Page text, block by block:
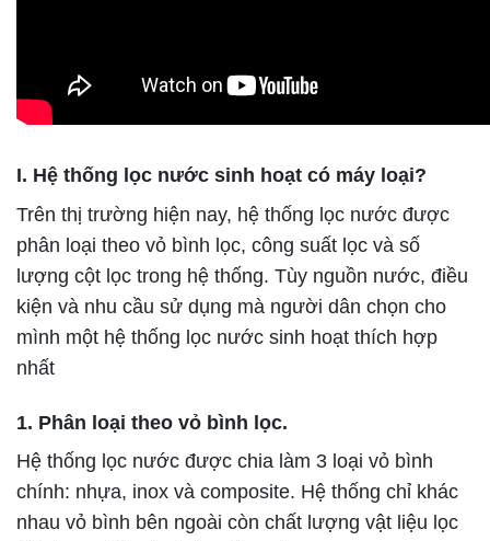
I. Hệ thống lọc nước sinh hoạt có máy loại?
Trên thị trường hiện nay, hệ thống lọc nước được
phân loại theo vỏ bình lọc, công suất lọc và số
lượng cột lọc trong hệ thống. Tùy nguồn nước, điều
kiện và nhu cầu sử dụng mà người dân chọn cho
mình một hệ thống lọc nước sinh hoạt thích hợp
nhất
1. Phân loại theo vỏ bình lọc.
Hệ thống lọc nước được chia làm 3 loại vỏ bình
chính: nhựa, inox và composite. Hệ thống chỉ khác
nhau vỏ bình bên ngoài còn chất lượng vật liệu lọc